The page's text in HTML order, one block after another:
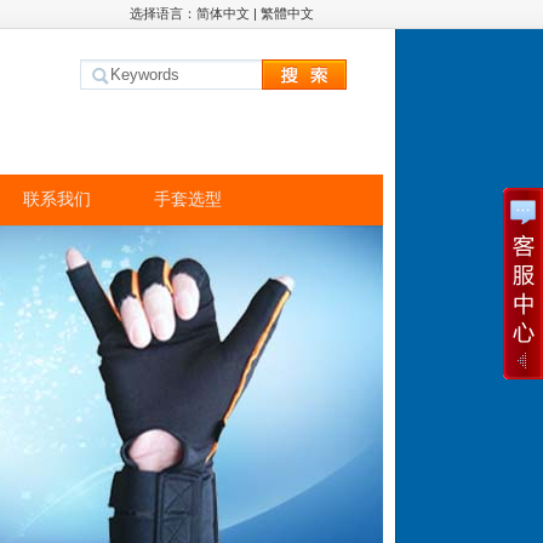
选择语言： 简体中文 | 繁體中文
联系我们 手套选型